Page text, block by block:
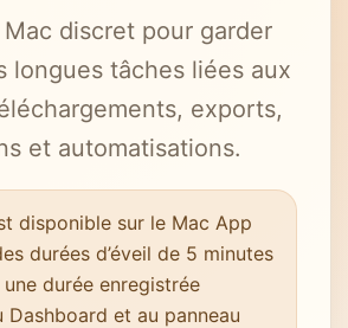
discret pour garder
longues tâches liées aux
exports,
et automatisations.
disponible sur le Mac App
durées d’éveil de 5 minutes
durée enregistrée
Dashboard et au panneau